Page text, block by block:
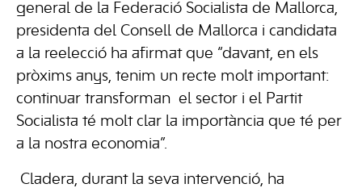
general de la Federació Socialista de Mallorca,
presidenta del Consell de Mallorca i candidata
a la reelecció ha afirmat que “davant, en els
pròxims anys, tenim un recte molt important:
continuar transforman el sector i el Partit
Socialista té molt clar la importància que té per
a la nostra economia”.
Cladera, durant la seva intervenció, ha